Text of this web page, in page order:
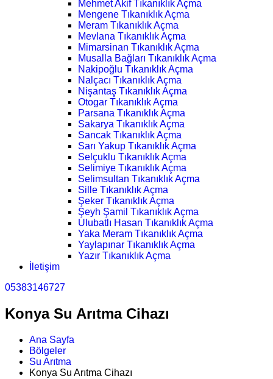
Mehmet Akif Tıkanıklık Açma
Mengene Tıkanıklık Açma
Meram Tıkanıklık Açma
Mevlana Tıkanıklık Açma
Mimarsinan Tıkanıklık Açma
Musalla Bağları Tıkanıklık Açma
Nakipoğlu Tıkanıklık Açma
Nalçacı Tıkanıklık Açma
Nişantaş Tıkanıklık Açma
Otogar Tıkanıklık Açma
Parsana Tıkanıklık Açma
Sakarya Tıkanıklık Açma
Sancak Tıkanıklık Açma
Sarı Yakup Tıkanıklık Açma
Selçuklu Tıkanıklık Açma
Selimiye Tıkanıklık Açma
Selimsultan Tıkanıklık Açma
Sille Tıkanıklık Açma
Şeker Tıkanıklık Açma
Şeyh Şamil Tıkanıklık Açma
Ulubatlı Hasan Tıkanıklık Açma
Yaka Meram Tıkanıklık Açma
Yaylapınar Tıkanıklık Açma
Yazır Tıkanıklık Açma
İletişim
05383146727
Konya Su Arıtma Cihazı
Ana Sayfa
Bölgeler
Su Arıtma
Konya Su Arıtma Cihazı